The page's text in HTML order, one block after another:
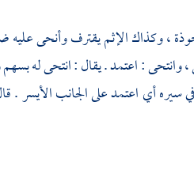
، وكذاك الإثم يقترف وأنحى عليه
: اعتمد . يقال : انتحى له
أي اعتمد على الجانب الأيسر .